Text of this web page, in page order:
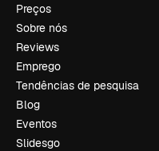
Preços
Sobre nós
Reviews
Emprego
Tendências de pesquisa
Blog
Eventos
Slidesgo